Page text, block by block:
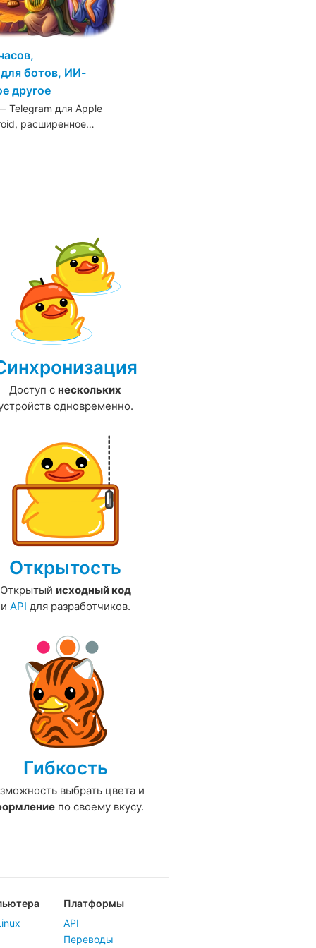
ботов, ИИ-
другое
Telegram для Apple
расширенное…
Доступ с нескольких
одновременно.
Открытость
Открытый исходный код
и API для разработчиков.
Гибкость
выбрать цвета и
по своему вкусу.
Платформы
API
Переводы